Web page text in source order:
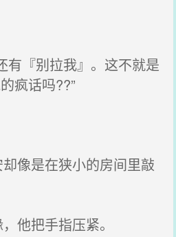
『别拉我』。这不就是
疯话吗??”
像是在狭小的房间里敲
他把手指压紧。